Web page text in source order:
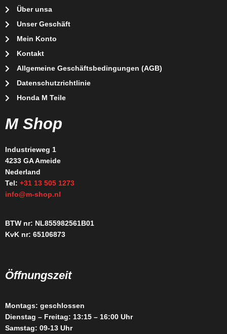
Über unsa
Unser Geschäft
Mein Konto
Kontakt
Allgemeine Geschäftsbedingungen (AGB)
Datenschutzrichtlinie
Honda M Teile
M Shop
Industrieweg 1
4233 GA Ameide
Nederland
Tel: +31 13 505 1273
info@m-shop.nl
BTW nr: NL855982561B01
KvK nr: 65106873
Öffnungszeit
Montags: geschlossen
Dienstag – Freitag: 13:15 – 16:00 Uhr
Samstag: 09-13 Uhr